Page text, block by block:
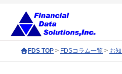
FDS TOP > FDSコラム一覧 > お
金